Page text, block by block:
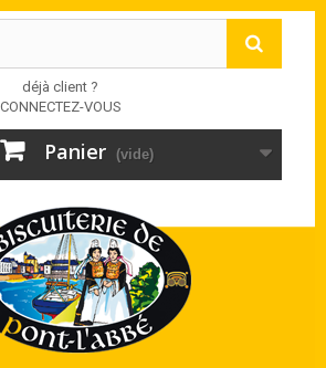
déjà client ?
CONNECTEZ-VOUS
Panier (vide)